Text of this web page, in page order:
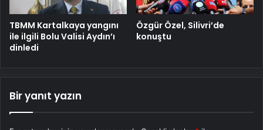
TBMM Kartalkaya yangını
ile ilgili Bolu Valisi Aydın’ı
dinledi
Özgür Özel, Silivri’de
konuştu
Bir yanıt yazın